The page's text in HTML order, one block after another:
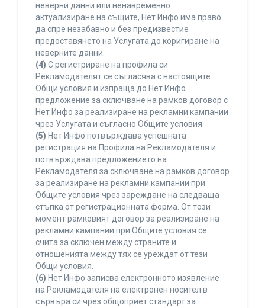
неверни данни или ненавременно
актуализиране на същите, Нет Инфо има право
да спре незабавно и без предизвестие
предоставянето на Услугата до коригиране на
неверните данни.
(4) С регистриране на профила си
Рекламодателят се съгласява с настоящите
Общи условия и изпраща до Нет Инфо
предложение за сключване на рамков договор с
Нет Инфо за реализиране на рекламни кампании
чрез Услугата и съгласно Общите условия.
(5) Нет Инфо потвърждава успешната
регистрация на Профила на Рекламодателя и
потвърждава предложението на
Рекламодателя за сключване на рамков договор
за реализиране на рекламни кампании при
Общите условия чрез зареждане на следваща
стъпка от регистрационната форма. От този
момент рамковият договор за реализиране на
рекламни кампании при Общите условия се
счита за сключен между страните и
отношенията между тях се уреждат от тези
Общи условия.
(6) Нет Инфо записва електронното изявление
на Рекламодателя на електронен носител в
сървъра си чрез общоприет стандарт за